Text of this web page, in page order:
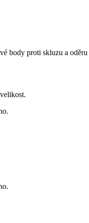
body proti skluzu a oděru